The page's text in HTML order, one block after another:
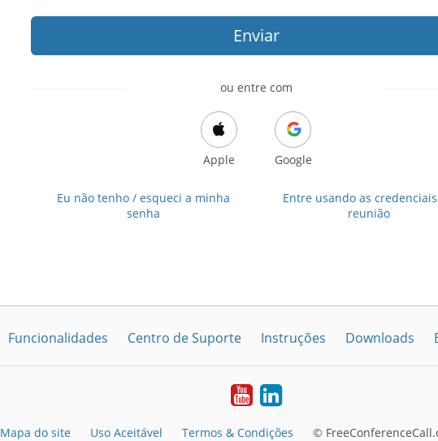
Enviar
ou entre com
Apple Google
Eu não tenho / esqueci a minha
senha
Entre usando as
reunião
Funcionalidades Centro de Suporte Instruções Downloads
YoutubeLinkedIn
Mapa do site Uso Aceitável Termos & Condições ©